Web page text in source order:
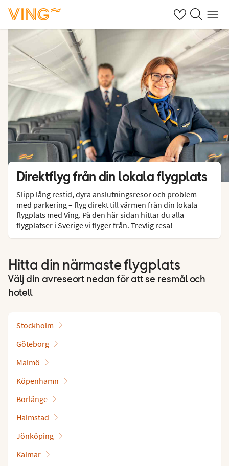
Se dinaSök på ving.se
Meny
Direktflyg från din lokala flygplats
Slipp lång restid, dyra anslutningsresor och problem
med parkering – flyg direkt till värmen från din lokala
flygplats med Ving. På den här sidan hittar du alla
flygplatser i Sverige vi flyger från. Trevlig resa!
Hitta din närmaste flygplats
Välj din avreseort nedan för att se resmål och
hotell
Stockholm
Göteborg
Malmö
Köpenhamn
Borlänge
Halmstad
Jönköping
Kalmar